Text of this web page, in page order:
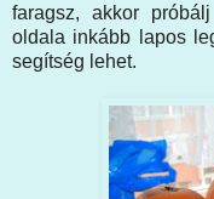
faragsz, akkor
oldala inkább lapos
segítség lehet.